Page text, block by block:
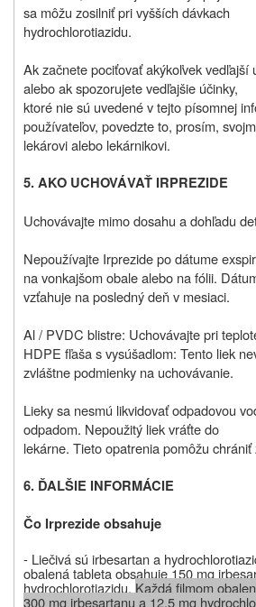
sa môžu zosilniť pri vyšších dávkach
hydrochlorotiazidu.
Ak začnete pociťovať akýkoľvek vedľajší
alebo ak spozorujete vedľajšie účinky,
ktoré nie sú uvedené v tejto písomnej
používateľov, povedzte to, prosím,
lekárovi alebo lekárnikovi.
5. AKO UCHOVÁVAŤ IRPREZIDE
Uchovávajte mimo dosahu a dohľadu
Nepoužívajte Irprezide po dátume
na vonkajšom obale alebo na fólii.
vzťahuje na posledný deň v mesiaci.
Al / PVDC blistre: Uchovávajte pri
HDPE fľaša s vysúšadlom: Tento liek
zvláštne podmienky na uchovávanie.
Lieky sa nesmú likvidovať odpadovou
odpadom. Nepoužitý liek vráťte do
lekárne. Tieto opatrenia pomôžu
6. ĎALŠIE INFORMÁCIE
Čo Irprezide obsahuje
- Liečivá sú irbesartan a
obalená tableta obsahuje 150 mg
hydrochlorotiazidu. Každá filmom
300 mg irbesartanu a 12,5 mg